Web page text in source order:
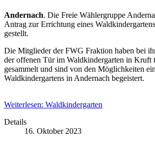
Andernach. Die Freie Wählergruppe
Antrag zur Errichtung eines
gestellt.
Die Mitglieder der FWG Fraktion haben bei
der offenen Tür im Waldkindergarten in Kruft
gesammelt und sind von den Möglichkeiten
Waldkindergartens in Andernach begeistert.
Weiterlesen: Waldkindergarten
Details
16. Oktober 2023